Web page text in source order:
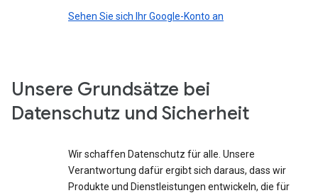
Sehen Sie sich Ihr Google-Konto an
Unsere Grundsätze bei
Datenschutz und Sicherheit
Wir schaffen Datenschutz für alle. Unsere
Verantwortung dafür ergibt sich daraus, dass wir
Produkte und Dienstleistungen entwickeln, die für